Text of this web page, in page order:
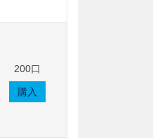
200口
購入